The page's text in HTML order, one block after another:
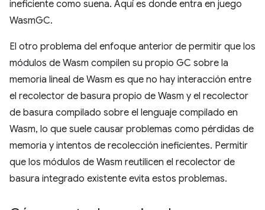
ineficiente como suena. Aquí es donde entra en juego
WasmGC.
El otro problema del enfoque anterior de permitir que los
módulos de Wasm compilen su propio GC sobre la
memoria lineal de Wasm es que no hay interacción entre
el recolector de basura propio de Wasm y el recolector
de basura compilado sobre el lenguaje compilado en
Wasm, lo que suele causar problemas como pérdidas de
memoria y intentos de recolección ineficientes. Permitir
que los módulos de Wasm reutilicen el recolector de
basura integrado existente evita estos problemas.